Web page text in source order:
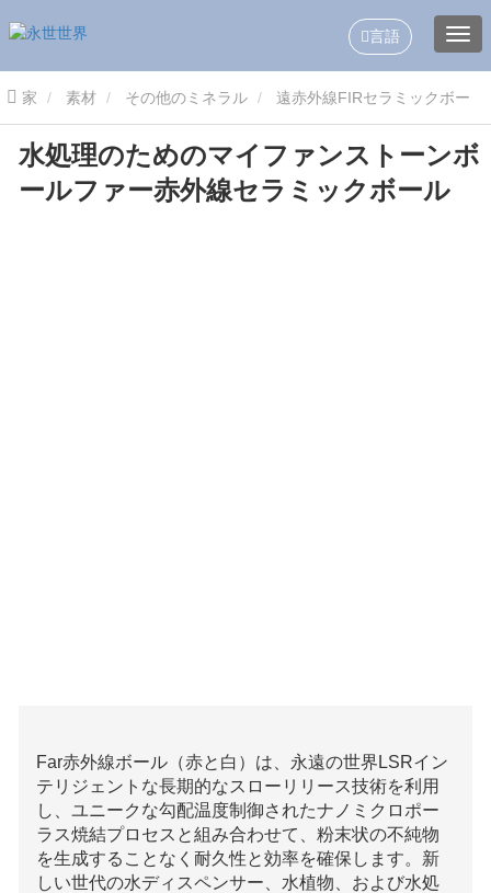
言語
家 素材 その他のミネラル 遠赤外線FIRセラミックボー
ル 水処理のためのマイファンストーンボールファー赤外線セラミ
ックボール
水処理のためのマイファンストーンボ
ールファー赤外線セラミックボール
Far赤外線ボール（赤と白）は、永遠の世界LSRイン
テリジェントな長期的なスローリリース技術を利用
し、ユニークな勾配温度制御されたナノミクロポー
ラス焼結プロセスと組み合わせて、粉末状の不純物
を生成することなく耐久性と効率を確保します。新
しい世代の水ディスペンサー、水植物、および水処